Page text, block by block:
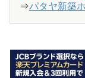
⇒パタヤ新築